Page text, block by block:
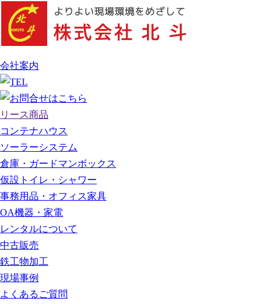
会社案内
リース商品
コンテナハウス
ソーラーシステム
倉庫・ガードマンボックス
仮設トイレ・シャワー
事務用品・オフィス家具
OA機器・家電
レンタルについて
中古販売
鉄工物加工
現場事例
よくあるご質問